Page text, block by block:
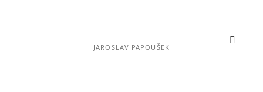
JAROSLAV PAPOUŠEK